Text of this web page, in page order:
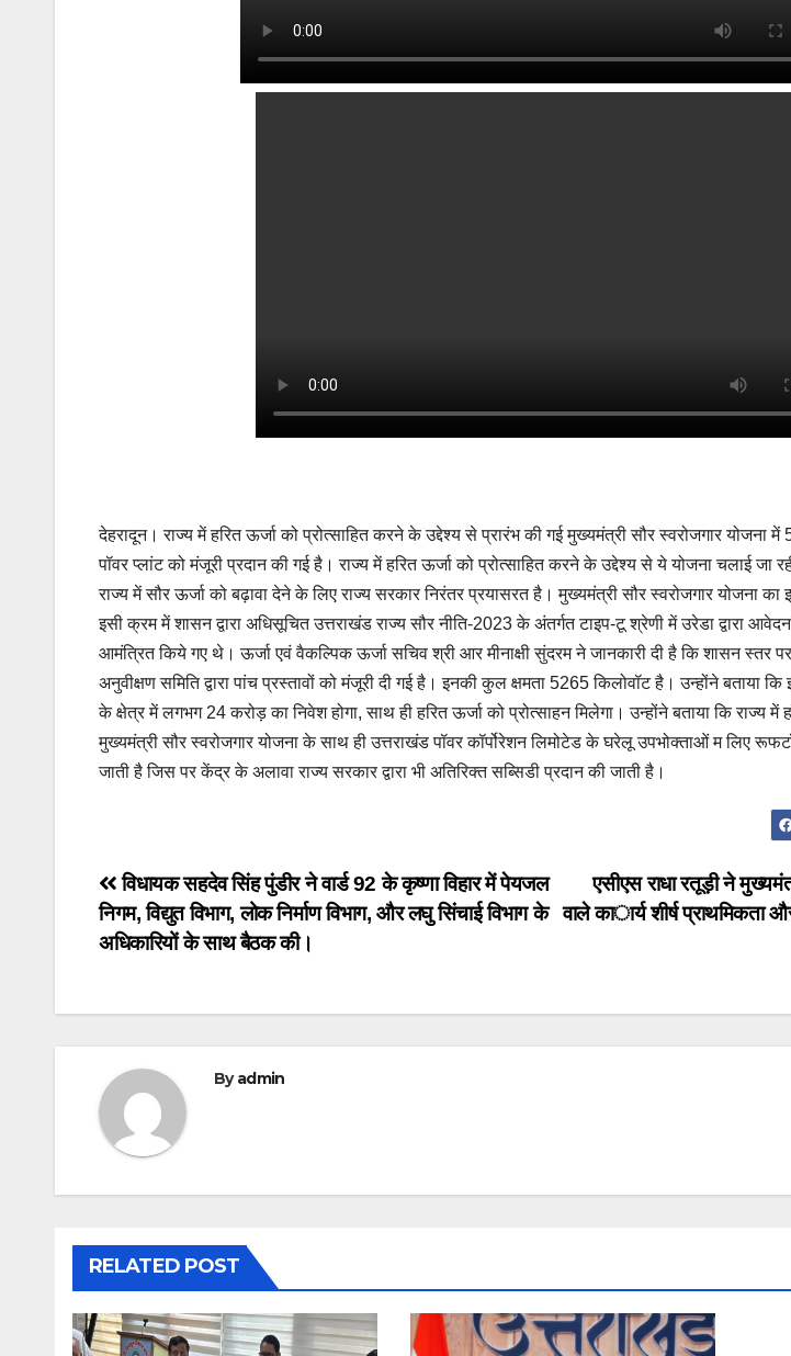
देहरादून। राज्य में हरित ऊर्जा को प्रोत्साहित करने के उद्देश्य से प्रारंभ की गई मुख्यमंत्री सौर स्वरोजगार योजना
पॉवर प्लांट को मंजूरी प्रदान की गई है। राज्य में हरित ऊर्जा को प्रोत्साहित करने के उद्देश्य से ये योजना चलाई जा
राज्य में सौर ऊर्जा को बढ़ावा देने के लिए राज्य सरकार निरंतर प्रयासरत है। मुख्यमंत्री सौर स्वरोजगार योजना
इसी क्रम में शासन द्वारा अधिसूचित उत्तराखंड राज्य सौर नीति-2023 के अंतर्गत टाइप-टू श्रेणी में उरेडा द्वारा
आमंत्रित किये गए थे। ऊर्जा एवं वैकल्पिक ऊर्जा सचिव श्री आर मीनाक्षी सुंदरम ने जानकारी दी है कि शासन स्तर
अनुवीक्षण समिति द्वारा पांच प्रस्तावों को मंजूरी दी गई है। इनकी कुल क्षमता 5265 किलोवॉट है। उन्होंने बताया
के क्षेत्र में लगभग 24 करोड़ का निवेश होगा, साथ ही हरित ऊर्जा को प्रोत्साहन मिलेगा। उन्होंने बताया कि राज्य में
मुख्यमंत्री सौर स्वरोजगार योजना के साथ ही उत्तराखंड पॉवर कॉर्पोरेशन लिमोटेड के घरेलू उपभोक्ताओं म लिए
जाती है जिस पर केंद्र के अलावा राज्य सरकार द्वारा भी अतिरिक्त सब्सिडी प्रदान की जाती है।
Post
navigation
एसीएस राधा रतूड़ी ने
वाले कार्य शीर्ष प्राथमिकता
विधायक सहदेव सिंह पुंडीर ने वार्ड 92 के कृष्णा विहार में पेयजल
निगम, विद्युत विभाग, लोक निर्माण विभाग, और लघु सिंचाई विभाग के
अधिकारियों के साथ बैठक की।
Byadmin
RELATED POST